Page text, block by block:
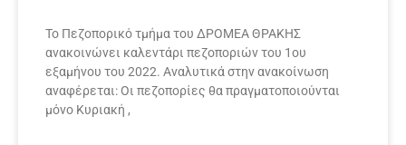
Το Πεζοπορικό τμήμα του ΔΡΟΜΕΑ ΘΡΑΚΗΣ
ανακοινώνει καλεντάρι πεζοποριών του 1ου
εξαμήνου του 2022. Αναλυτικά στην ανακοίνωση
αναφέρεται: Οι πεζοπορίες θα πραγματοποιούνται
μόνο Κυριακή ,